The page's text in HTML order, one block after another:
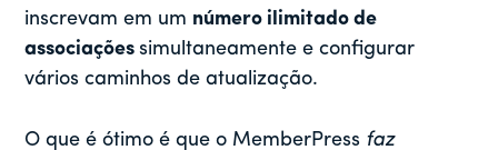
inscrevam em um número ilimitado de
associaçõessimultaneamente e configurar
vários caminhos de atualização.
O que é ótimo é que o MemberPress faz